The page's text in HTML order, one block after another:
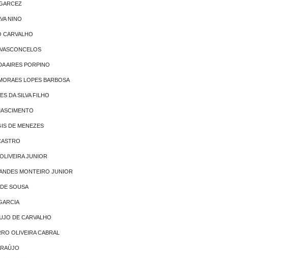
NINO
CARVALHO
AIRES PORPINO
LOPES BARBOSA
DA SILVA FILHO
DE MENEZES
JUNIOR
MONTEIRO JUNIOR
SOUSA
DE CARVALHO
OLIVEIRA CABRAL